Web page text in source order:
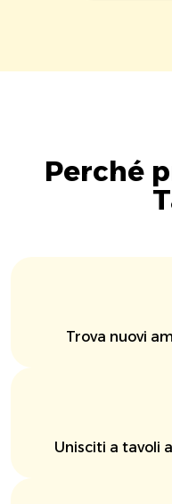
Perché
Trova nuovi
Unisciti a tavoli